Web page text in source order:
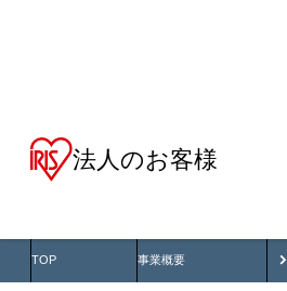
法人のお客様
TOP 事業概要